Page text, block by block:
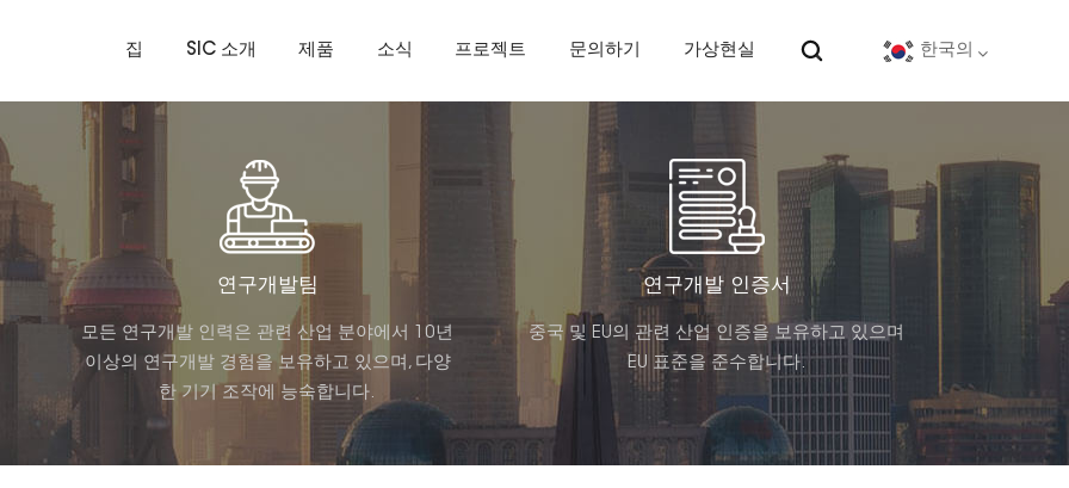
집 SIC 소개 제품 소식 프로젝트 문의하기 가상현실 한국의
English
português
Nederlands
العربية
연구개발팀
모든 연구개발 인력은 관련 산업 분야에서 10년
이상의 연구개발 경험을 보유하고 있으며, 다양
한 기기 조작에 능숙합니다.
연구개발 인증서
중국 및 EU의 관련 산업 인증을 보유하고 있으며
EU 표준을 준수합니다.